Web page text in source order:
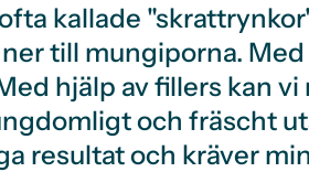
kallade
till mungiporna.
hjälp av fillers kan
och fräscht
resultat och kräver